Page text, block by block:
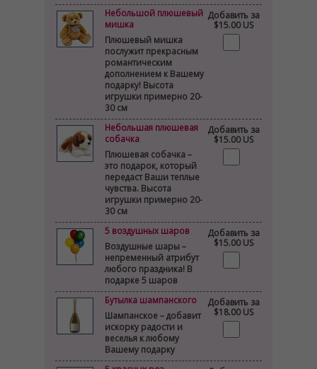
Добавить за
$15.00 US
Небольшой плюшевый
мишка
Плюшевый мишка
послужит прекрасным
романтическим
дополнением к Вашему
подарку! Высота
игрушки примерно 20-
30 см
Добавить за
$15.00 US
Небольшая плюшевая
собачка
Плюшевая собачка –
это подарок, который
передаст Ваши теплые
чувства. Высота
игрушки примерно 20-
30 см
Добавить за
$15.00 US
5 воздушных шаров
Воздушные шары –
непременный атрибут
любого праздника! В
подарке 5 шаров
Добавить за
$18.00 US
Бутылка шампанского
Шампанское – добавит
искорку радости и
веселья к любому
Вашему подарку